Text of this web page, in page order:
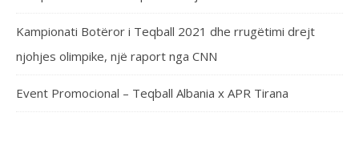
Kampionati Botëror i Teqball 2021 dhe rrugëtimi drejt
njohjes olimpike, një raport nga CNN
Event Promocional – Teqball Albania x APR Tirana